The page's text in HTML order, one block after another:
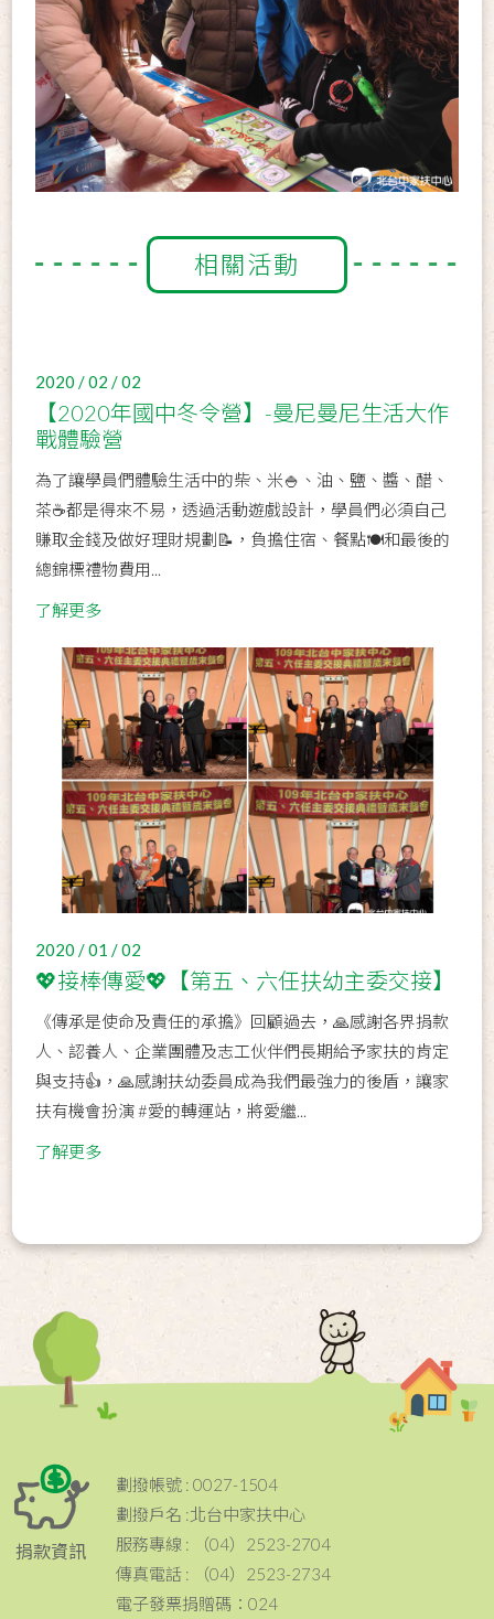
相關活動
2020 / 02 / 02
【2020年國中冬令營】-曼尼曼尼生活大作
戰體驗營
為了讓學員們體驗生活中的柴、米🍚、油、鹽、醬、醋、
茶☕都是得來不易，透過活動遊戲設計，學員們必須自己
賺取金錢及做好理財規劃📝，負擔住宿、餐點🍽和最後的
總錦標禮物費用...
了解更多
2020 / 01 / 02
💖接棒傳愛💖【第五、六任扶幼主委交接】
《傳承是使命及責任的承擔》回顧過去，🙏感謝各界捐款
人、認養人、企業團體及志工伙伴們長期給予家扶的肯定
與支持👍，🙏感謝扶幼委員成為我們最強力的後盾，讓家
扶有機會扮演 #愛的轉運站，將愛繼...
了解更多
捐款資訊
劃撥帳號 : 0027-1504
劃撥戶名 :北台中家扶中心
服務專線 : （04）2523-2704
傳真電話 : （04）2523-2734
電子發票捐贈碼：024